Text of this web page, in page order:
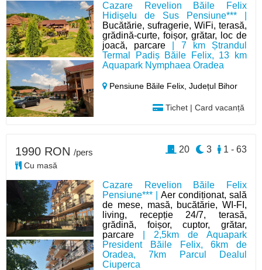
Cazare Revelion Băile Felix
Hidișelu de Sus Pensiune*** |
Bucătărie, sufragerie, WiFi, terasă,
grădină-curte, foișor, grătar, loc de
joacă, parcare | 7 km Ștrandul
Termal Padiș Băile Felix, 13 km
Aquapark Nymphaea Oradea
Pensiune Băile Felix,Județul Bihor
Tichet | Card vacanță
Cazare Revelion Băile Felix
Pensiune*** | Aer condiționat, sală
de mese, masă, bucătărie, WI-FI,
living, recepție 24/7, terasă,
grădină, foișor, cuptor, grătar,
parcare | 2,5km de Aquapark
President Băile Felix, 6km de
Oradea, 7km Parcul Dealul
Ciuperca
1990 RON /pers
Cu masă
1 - 63
3
20